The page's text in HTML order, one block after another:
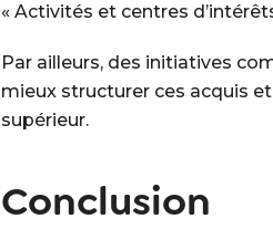
« Activités et centres
Par ailleurs, des initiatives
mieux structurer ces acquis
supérieur.
Conclusion